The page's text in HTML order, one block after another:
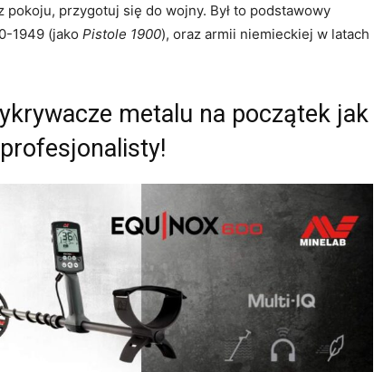
pokoju, przygotuj się do wojny. Był to podstawowy
1949 (jako Pistole 1900), oraz armii niemieckiej w latach
metalu na początek jak